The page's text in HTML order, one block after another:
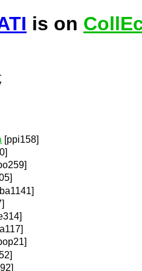
is on
[ppi158]